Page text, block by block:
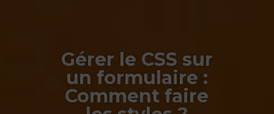
Gérer le CSS sur
un formulaire :
Comment faire